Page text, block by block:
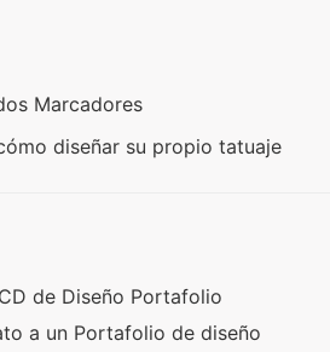
Marcadores
diseñar su propio tatuaje
de Diseño Portafolio
a un Portafolio de diseño